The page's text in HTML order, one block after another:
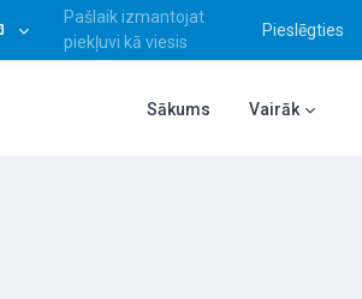
meklēšanas ievadi
Pašlaik izmantojat
piekļuvi kā viesis
Pieslēgties
Sākums Vairāk